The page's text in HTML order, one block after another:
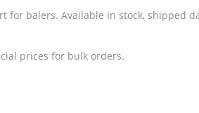
for balers. Available in stock, shipped
prices for bulk orders.